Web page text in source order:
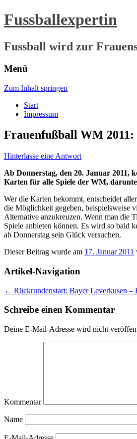
Fussballexpertin
Fussball wird zur
Menü
Zum Inhalt springen
Start
Impressum
Frauenfußball WM 2011:
Hinterlasse eine Antwort
Ab Donnerstag, den 20. Januar 2011,
Karten für alle Spiele der WM,
Wer die Karten bekommt, entscheidet
die Möglichkeit gegeben, beispielsweise
Alternative anzukreuzen. Wenn man die
Spiele anbieten können. Es wird so bald
ab Donnerstag sein Glück versuchen.
Dieser Beitrag wurde am 17. Januar 2011
Artikel-Navigation
← Rückrundenstart: Bayer Leverkusen –
Schreibe einen Kommentar
Deine E-Mail-Adresse wird nicht
Kommentar
Name